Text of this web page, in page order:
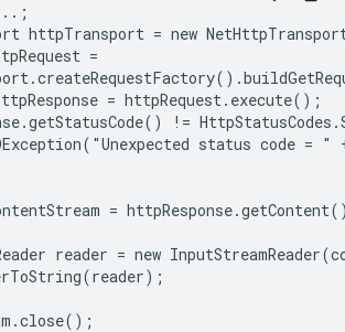
httpTransport = new
=
= httpRequest.execute();
!=
status code = "
=
reader = new